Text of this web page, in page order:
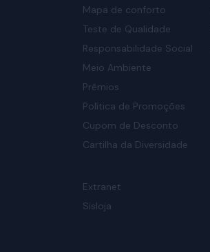
Mapa de conforto
Teste de Qualidade
Responsabilidade Social
Meio Ambiente
Prêmios
Política de Promoções
Cupom de Desconto
Cartilha da Diversidade
Extranet
Sisloja